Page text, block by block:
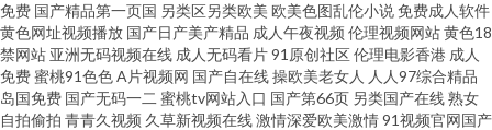
品八区 91在线观看网站 亚洲一区二区蜜桃 久久国产秒 69福利社在线 91日韩
黑丝 久久成人黄色网 51福利吧 91视频入口 99在线资源站 传媒官网在线免费
免费 国产精品第一页国 另类区另类欧美 欧美色图乱伦小说免费成人软件
黄色网址视频播放 国产日产美产精品 成人午夜视频 伦理视频网站黄色18
禁网站 亚洲无码视频在线 成人无码看片91原创社区伦理电影香港 成人
免费蜜桃91色色A片视频网 国产自在线操欧美老女人 人人97综合精品
岛国免费 国产无码一二 蜜桃tv网站入口 国产第66页 另类国产在线熟女
自拍偷拍 青青久视频 久草新视频在线激情深爱欧美激情91视频官网国产